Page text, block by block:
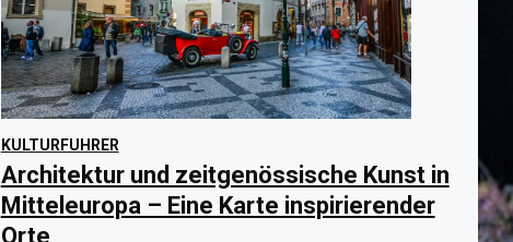
KULTURFUHRER
Architektur und zeitgenössische Kunst in
Mitteleuropa – Eine Karte inspirierender
Orte